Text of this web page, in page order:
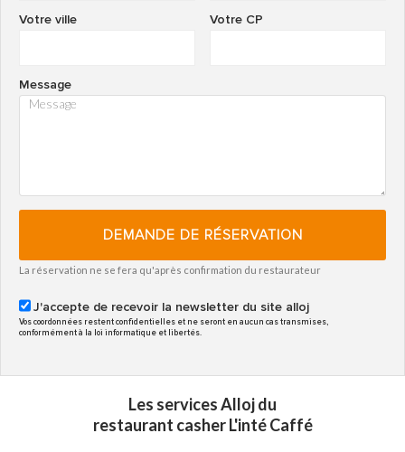
Votre CP
Votre ville
Message
DEMANDE DE RÉSERVATION
La réservation ne se fera qu'après confirmation du restaurateur
J'accepte de recevoir la newsletter du site alloj
Vos coordonnées restent confidentielles et ne seront en aucun cas transmises,
conformément à la loi informatique et libertés.
Les services Alloj du
restaurant casher L'inté Caffé